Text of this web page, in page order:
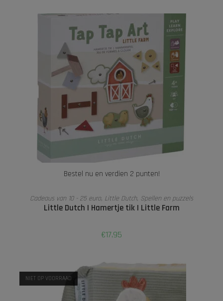
Bestel nu en verdien 2 punten!
TOEVOEGEN AAN WINKELWAGEN
Cadeaus van 10 - 25 euro, Little Dutch, Spellen en puzzels
Little Dutch I Hamertje tik I Little Farm
€17,95
NIET OP VOORRAAD